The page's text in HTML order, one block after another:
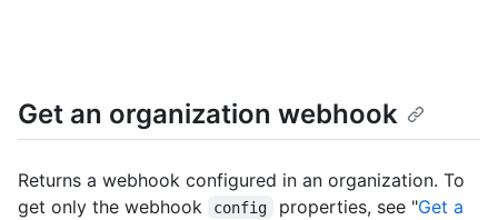
Get an organization webhook
Returns a webhook configured in an organization. To
get only the webhook
config properties, see "Get a